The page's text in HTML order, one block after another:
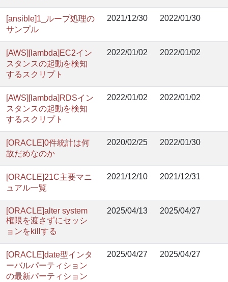
[ansible]1_ループ処理の
サンプル
2021/12/30 2022/01/30
[AWS][lambda]EC2イン
スタンスの起動を検知
するスクリプト
2022/01/02 2022/01/02
[AWS][lambda]RDSイン
スタンスの起動を検知
するスクリプト
2022/01/02 2022/01/02
[ORACLE]0件統計は何
故だめなのか
2020/02/25 2022/01/30
[ORACLE]21C主要マニ
ュアル一覧
2021/12/10 2021/12/31
[ORACLE]alter system
権限を渡さずにセッシ
ョンをkillする
2025/04/13 2025/04/27
[ORACLE]date型インタ
ーバルパーティション
の最新パーティション
2025/04/27 2025/04/27